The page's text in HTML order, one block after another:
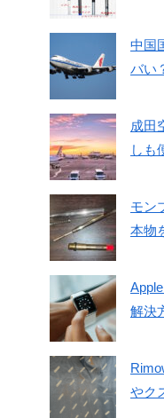
中国
バい
成田
しも
モン
本物
解決
やク